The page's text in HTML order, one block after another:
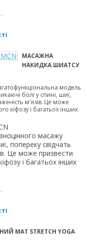
МАСАЖНА
НАКИДКА ШИАТСУ
модель
болі у спині, шиї,
м'язів. Це може
кіфозу і багатьох інших
масажу
попереку свідчать
Це може призвести
і багатьох інших
МАТ STRETCH YOGA